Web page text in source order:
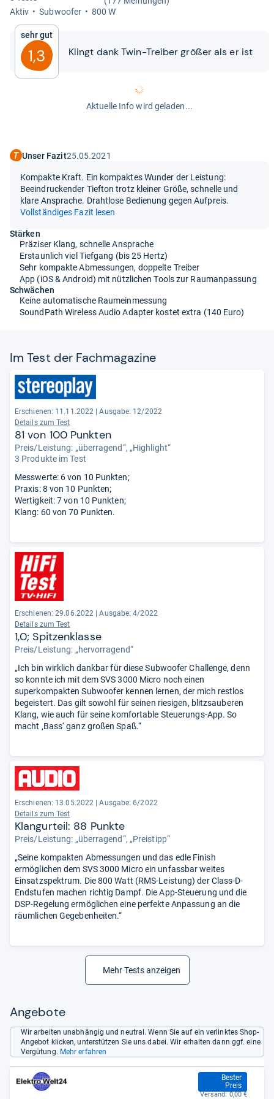
Aktiv
Sub­woofer 800 W
Sehr gut
1,3 Klingt dank Twin-​​Trei­ber grö­ßer als er ist
Aktuelle Info wird geladen...
Unser Fazit25.05.2021
Kompakte Kraft. Ein kompaktes Wunder der Leistung:
Beeindruckender Tiefton trotz kleiner Größe, schnelle und
klare Ansprache. Drahtlose Bedienung gegen Aufpreis.
Vollständiges Fazit lesen
Stärken
Präziser Klang, schnelle Ansprache
Erstaunlich viel Tiefgang (bis 25 Hertz)
Sehr kompakte Abmessungen, doppelte Treiber
App (iOS & Android) mit nützlichen Tools zur Raumanpassung
Schwächen
Keine automatische Raumeinmessung
SoundPath Wireless Audio Adapter kostet extra (140 Euro)
Im Test der Fach­ma­ga­zine
Erschienen: 11.11.2022 | Ausgabe: 12/2022
Details zum Test
81 von 100 Punkten
Preis/Leistung: „überragend“, „Highlight“
3 Produkte im Test
Messwerte: 6 von 10 Punkten;
Praxis: 8 von 10 Punkten;
Wertigkeit: 7 von 10 Punkten;
Klang: 60 von 70 Punkten.
Erschienen: 29.06.2022 | Ausgabe: 4/2022
Details zum Test
1,0; Spitzenklasse
Preis/Leistung: „hervorragend“
„Ich bin wirklich dankbar für diese Subwoofer Challenge, denn
so konnte ich mit dem SVS 3000 Micro noch einen
superkompakten Subwoofer kennen lernen, der mich restlos
begeistert. Das gilt sowohl für seinen riesigen, blitzsauberen
Klang, wie auch für seine komfortable Steuerungs-App. So
macht ‚Bass‘ ganz großen Spaß.“
Erschienen: 13.05.2022 | Ausgabe: 6/2022
Details zum Test
Klangurteil: 88 Punkte
Preis/Leistung: „überragend“, „Preistipp“
„Seine kompakten Abmessungen und das edle Finish
ermöglichen dem SVS 3000 Micro ein unfassbar weites
Einsatzspektrum. Die 800 Watt (RMS-Leistung) der Class-D-
Endstufen machen richtig Dampf. Die App-Steuerung und die
DSP-Regelung ermöglichen eine perfekte Anpassung an die
räumlichen Gegebenheiten.“
Mehr Tests anzeigen
Angebote
Wir arbeiten unabhängig und neutral. Wenn Sie auf ein verlinktes Shop-
Angebot klicken, unterstützen Sie uns dabei. Wir erhalten dann ggf. eine
Vergütung. Mehr erfahren
Bester
Preis
949,00 €
Versand: 0,00 €